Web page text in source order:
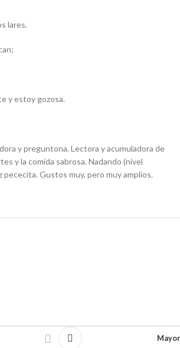
lares.
y estoy gozosa.
y preguntona. Lectora y acumuladora de
y la comida sabrosa. Nadando (nivel
pececita. Gustos muy, pero muy amplios.
Mayor